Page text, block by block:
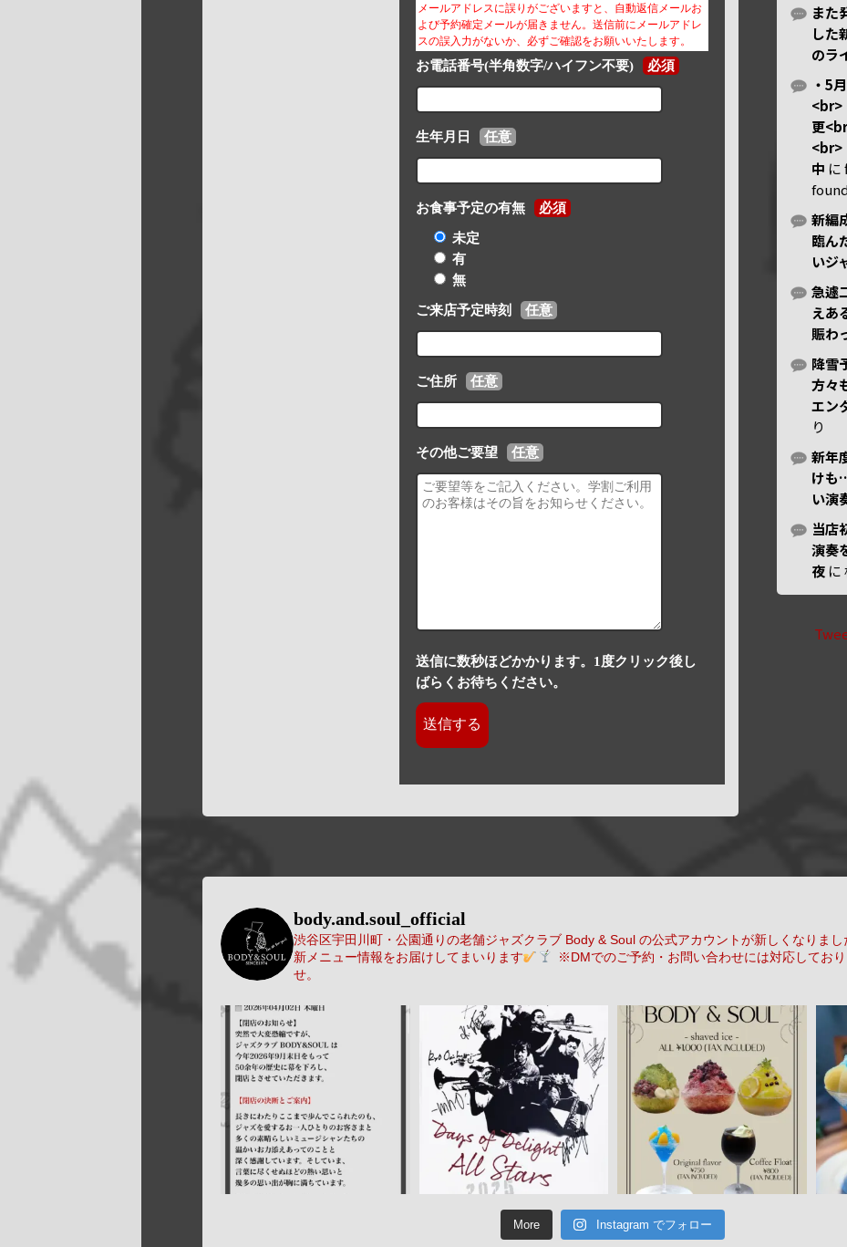
メールアドレスに誤りがございますと、自動返信メールお
よび予約確定メールが届きません。送信前にメールアドレ
スの誤入力がないか、必ずご確認をお願いいたします。
お電話番号(半角数字/ハイフン不要) 必須
生年月日 任意
お食事予定の有無 必須
未定
有
無
ご来店予定時刻 任意
ご住所 任意
その他ご要望 任意
送信に数秒ほどかかります。1度クリック後し
ばらくお待ちください。
また
した
のラ
・5
<br>
更
<br>
中 に
新編
臨ん
いジ
急遽
えあ
賑わ
降雪
方々
エン
り
新年
けも
い演
当店
演奏
夜 に
body.and.soul_official
渋谷区宇田川町・公園通りの老舗ジャズクラブ Body & Soul の公式アカウントが新しくなりまし
新メニュー情報をお届けしてまいります
※DMでのご予約・お問い合わせには対応してお
せ。
More Instagram でフォロー